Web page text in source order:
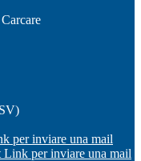
per inviare una mail
Link per inviare una mail